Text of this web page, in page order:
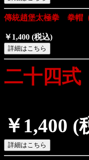
傳統趙堡太極拳 拳帽
￥1,400 (税込)
二十四
￥1,400 (